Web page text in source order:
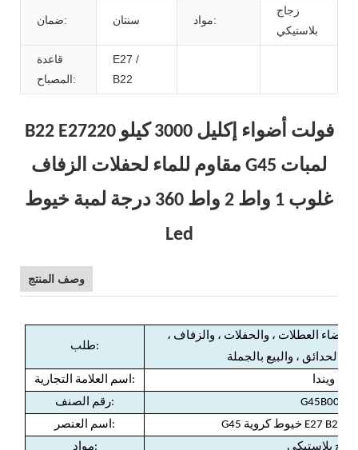
ضمان: سنتان مواد:
زجاج
بلاستيكي
قاعدة
المصباح:
E27 /
B22
B22 E27220 فولت أضواء إكليل 3000 كيلو
مقاوم للماء لحفلات الزفاف G45 لمبات
غلوب 1 واط 2 واط 360 درجة لمبة خيوط
Led
وصف المنتج
طلب:
لقضاء العطلات ، والحفلات ، والزفاف ،
، والبيع بالجملة
اسم العلامة التجارية:
ويندا
رقم الصنف:
G45B005
اسم العنصر:
مواد:
بلاستيكي